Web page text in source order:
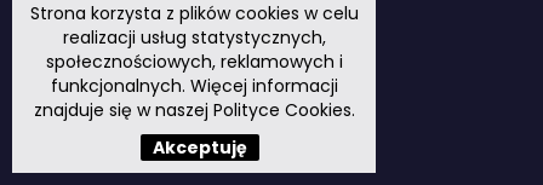
Strona korzysta z plików cookies w celu
realizacji usług statystycznych,
społecznościowych, reklamowych i
funkcjonalnych. Więcej informacji
znajduje się w naszej Polityce Cookies.
Akceptuję